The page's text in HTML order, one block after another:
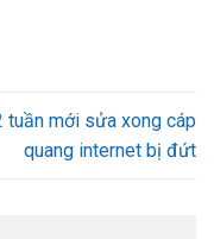
tuần mới sửa xong cáp
quang internet bị đứt